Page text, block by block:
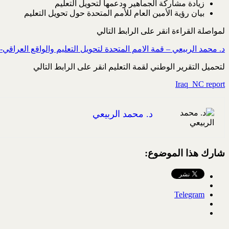
زيادة مشاركة الجماهير ودعمها لتحويل التعليم
بيان رؤية الأمين العام للأمم المتحدة حول تحويل التعليم
لمواصلة القراءة انقر على الرابط التالي
د. محمد الربيعي – قمة الامم المتحدة لتحويل التعليم والواقع العراقي-
لتحميل التقرير الوطني لقمة التعليم انقر على الرابط التالي
Iraq_NC report
د. محمد الربيعي
شارك هذا الموضوع:
Telegram